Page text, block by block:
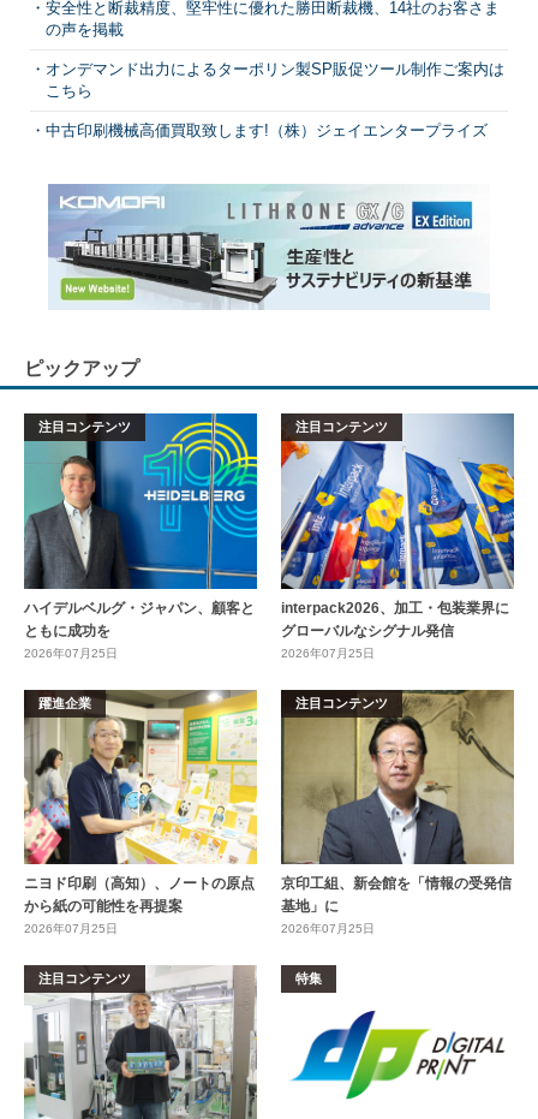
安全性と断裁精度、堅牢性に優れた勝田断裁機、14社のお客さま
の声を掲載
オンデマンド出力によるターポリン製SP販促ツール制作ご案内は
こちら
中古印刷機械高価買取致します!（株）ジェイエンタープライズ
ピックアップ
注目コンテンツ
ハイデルベルグ・ジャパン、顧客と
ともに成功を
2026年07月25日
注目コンテンツ
interpack2026、加工・包装業界に
グローバルなシグナル発信
2026年07月25日
躍進企業
ニヨド印刷（高知）、ノートの原点
から紙の可能性を再提案
2026年07月25日
注目コンテンツ
京印工組、新会館を「情報の受発信
基地」に
2026年07月25日
注目コンテンツ 特集